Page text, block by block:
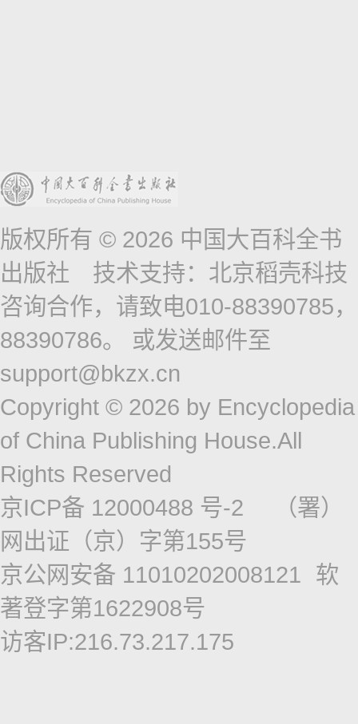
版权所有 © 2026 中国大百科全书
出版社 技术支持：北京稻壳科技
咨询合作，请致电010-88390785，
88390786。 或发送邮件至
support@bkzx.cn
Copyright © 2026 by Encyclopedia
of China Publishing House.All
Rights Reserved
京ICP备 12000488 号-2
（署）
网出证（京）字第155号
京公网安备 11010202008121
软
著登字第1622908号
访客IP:216.73.217.175